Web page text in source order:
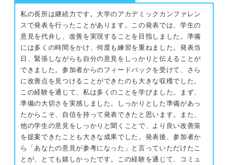
私の長所は継続力です。大学のアカデミックカンファレン
スで発表を行ったことがあります。この発表では、学生の
意見を代弁し、改善を実現することを目指しました。準備
には多くの時間をかけ、何度も練習を重ねました。発表当
日、緊張しながらも自分の意見をしっかりと伝えることが
できました。参加者からのフィードバックを受けて、さら
に改善点を見つけることができたのも大きな収穫でした。
この経験を通じて、私は多くのことを学びました。まず、
準備の大切さを実感しました。しっかりとした準備があっ
たからこそ、自信を持って発表できたと思います。また、
他の学生の意見をしっかりと聞くことで、より良い改善策
を提案できたことも大きな成果でした。発表後、参加者か
ら「あなたの意見が参考になった」と言っていただけたこ
とが、とても嬉しかったです。この経験を通じて、コミュ